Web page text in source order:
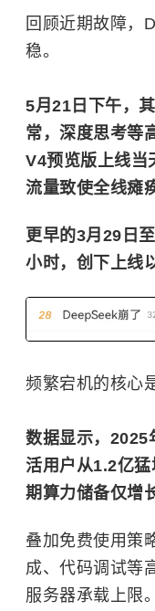
回顾近期故障，
稳。
5月21日下午，
常，深度思考等
V4预览版上线当
流量致使全线瘫
更早的3月29日
小时，创下上线
频繁宕机的核心
数据显示，2025
活用户从1.2亿
期算力储备仅增
叠加免费使用策
成、代码调试等
服务器承载上限。